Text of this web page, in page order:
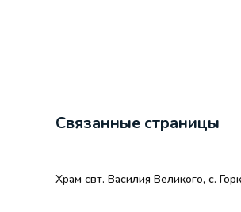
Связанные страницы
Храм свт. Василия Великого, с.